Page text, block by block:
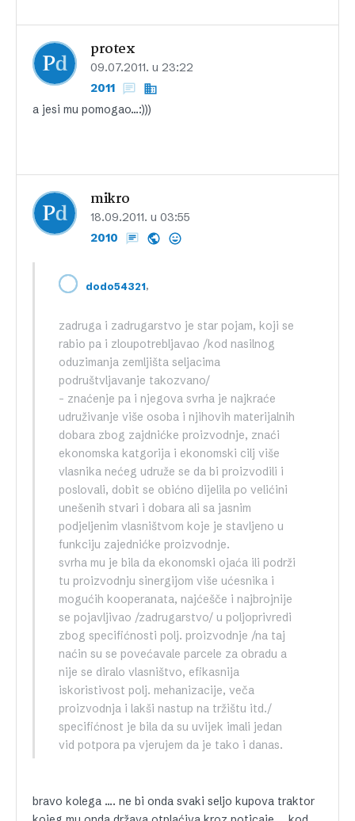
protex
09.07.2011. u 23:22
2011
a jesi mu pomogao…:)))
mikro
18.09.2011. u 03:55
2010
dodo54321,
zadruga i zadrugarstvo je star pojam, koji se
rabio pa i zloupotrebljavao /kod nasilnog
oduzimanja zemljišta seljacima
podruštvljavanje takozvano/
– znaćenje pa i njegova svrha je najkraće
udruživanje više osoba i njihovih materijalnih
dobara zbog zajdnićke proizvodnje, znaći
ekonomska katgorija i ekonomski cilj više
vlasnika nećeg udruže se da bi proizvodili i
poslovali, dobit se obićno dijelila po velićini
unešenih stvari i dobara ali sa jasnim
podjeljenim vlasništvom koje je stavljeno u
funkciju zajednićke proizvodnje.
svrha mu je bila da ekonomski ojaća ili podrži
tu proizvodnju sinergijom više ućesnika i
mogućih kooperanata, najćešče i najbrojnije
se pojavljivao /zadrugarstvo/ u poljoprivredi
zbog specifićnosti polj. proizvodnje /na taj
naćin su se povećavale parcele za obradu a
nije se diralo vlasništvo, efikasnija
iskoristivost polj. mehanizacije, veča
proizvodnja i lakši nastup na tržištu itd./
specifićnost je bila da su uvijek imali jedan
vid potpora pa vjerujem da je tako i danas.
bravo kolega …. ne bi onda svaki seljo kupova traktor